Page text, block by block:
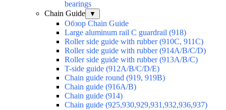
bearings
Chain Guide
▼
Обзор Chain Guide
Large aluminum rail C guardrail (918)
Roller side guide with rubber (910C, 911C)
Roller side guide with rubber (914A/B/C/D)
Roller side guide with rubber (913A/B/C)
T-side guide (912A/B/C/D/E)
Chain guide round (919, 919B)
Chain guide (916A/B)
Chain guide (914)
Chain guide (925,930,929,931,932,936,937)